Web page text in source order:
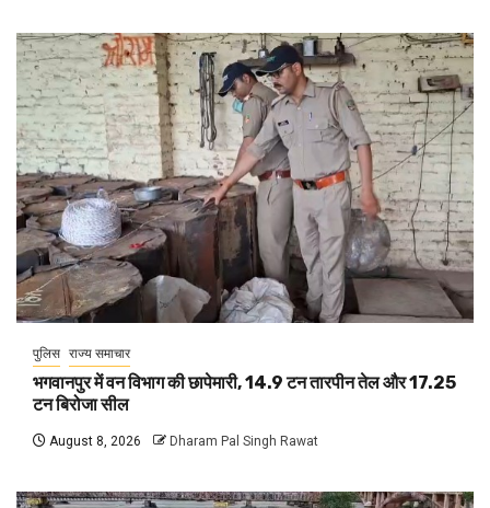
पुलिस राज्य समाचार
भगवानपुर में वन विभाग की छापेमारी, 14.9 टन तारपीन तेल और 17.25
टन बिरोजा सील
August 8, 2026 Dharam Pal Singh Rawat